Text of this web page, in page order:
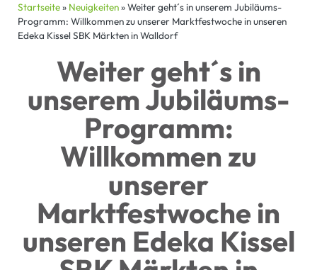
Startseite» Neuigkeiten»Weiter geht´s in unserem Jubiläums-
Programm: Willkommen zu unserer Marktfestwoche in unseren
Edeka Kissel SBK Märkten in Walldorf
Weiter geht´s in
unserem Jubiläums-
Programm:
Willkommen zu
unserer
Marktfestwoche in
unseren Edeka Kissel